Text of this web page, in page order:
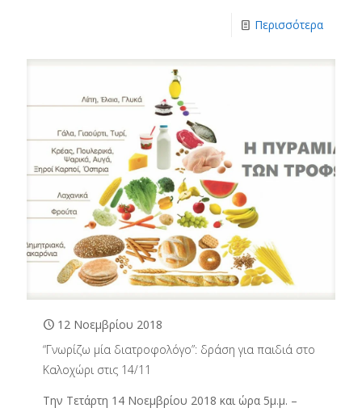
Περισσότερα
12 Νοεμβρίου 2018
“Γνωρίζω μία διατροφολόγο”: δράση για παιδιά στο
Καλοχώρι στις 14/11
Την Τετάρτη 14 Νοεμβρίου 2018 και ώρα 5μ.μ. –